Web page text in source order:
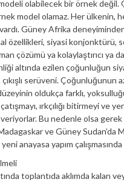
olabilecek bir örnek değil.
model olamaz. Her
Güney Afrika
özellikleri, siyasi
çözümü ya kolaylaştırıcı ya
altında ezilen çoğunluğun
serüveni. Çoğunluğunun
oldukça farklı,
ırkçılığı bitirmeyi ve
Bu nedenle olsa
ve Güney Sudan’da
anayasa yapım
toplantıda aklımda kalan